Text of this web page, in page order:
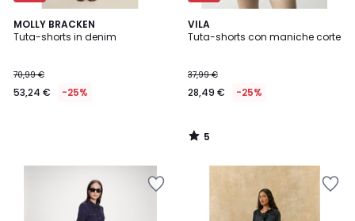
MOLLY BRACKEN
Tuta-shorts in denim
70,99 €
53,24 € -25%
VILA
Tuta-shorts con maniche corte
37,99 €
28,49 € -25%
5
/
5
/